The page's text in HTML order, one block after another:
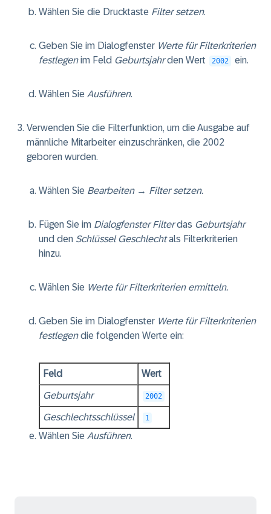
Wählen Sie die Drucktaste Filter setzen.
Geben Sie im Dialogfenster Werte für Filterkriterien
festlegenim Feld Geburtsjahrden Wert 2002 ein.
Wählen Sie Ausführen.
Verwenden Sie die Filterfunktion, um die Ausgabe auf
männliche Mitarbeiter einzuschränken, die 2002
geboren wurden.
Wählen Sie Bearbeiten→ Filter setzen.
Fügen Sie im Dialogfenster Filterdas Geburtsjahr
und den Schlüssel Geschlechtals Filterkriterien
hinzu.
Wählen Sie Werte für Filterkriterien ermitteln.
Geben Sie im Dialogfenster Werte für Filterkriterien
festlegendie folgenden Werte ein:
Feld Wert
Geburtsjahr 2002
Geschlechtsschlüssel 1
Wählen Sie Ausführen.